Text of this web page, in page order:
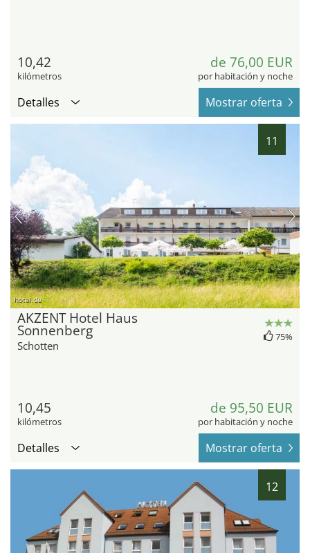
10,42
kilómetros
de 76,00 EUR
por habitación y noche
Detalles Mostrar oferta
11
hotel.de
AKZENT Hotel Haus
Sonnenberg
Schotten
75%
10,45
kilómetros
de 95,50 EUR
por habitación y noche
Detalles Mostrar oferta
12